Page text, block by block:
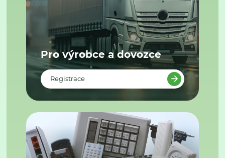
Pro výrobce a dovozce
Registrace